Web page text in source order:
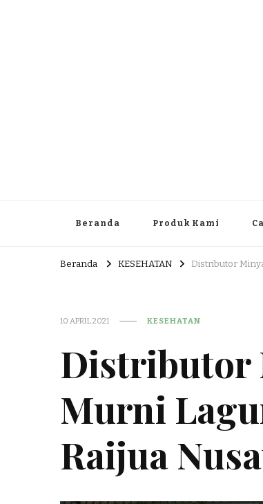
Beranda Produk Kami
Beranda KESEHATAN Distributor
10 APRIL 2021 KESEHATAN
Distributor
Murni
Raijua